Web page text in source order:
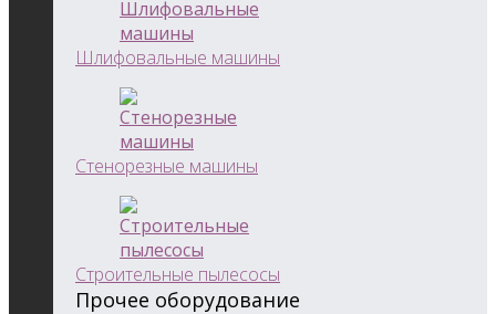
Шлифовальные машины
Стенорезные машины
Строительные пылесосы
Прочее оборудование